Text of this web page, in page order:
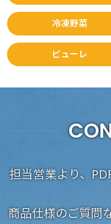
冷凍野菜
ピューレ
担当営業より、
商品仕様のご質問